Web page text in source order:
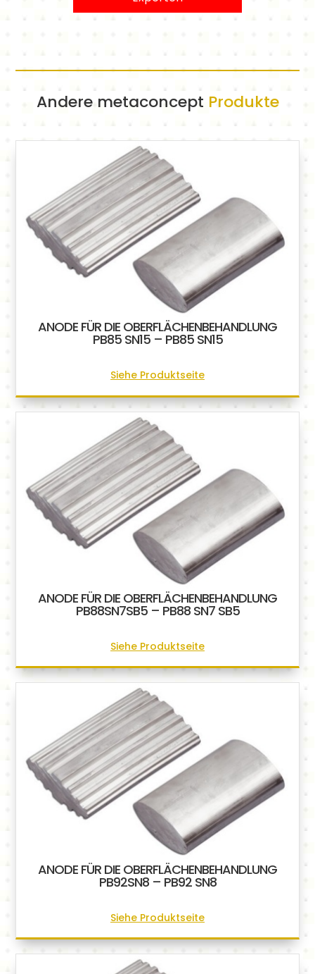
Andere metaconcept Produkte
ANODE FÜR DIE OBERFLÄCHENBEHANDLUNG
PB85 SN15 – PB85 SN15
Siehe Produktseite
ANODE FÜR DIE OBERFLÄCHENBEHANDLUNG
PB88SN7SB5 – PB88 SN7 SB5
Siehe Produktseite
ANODE FÜR DIE OBERFLÄCHENBEHANDLUNG
PB92SN8 – PB92 SN8
Siehe Produktseite